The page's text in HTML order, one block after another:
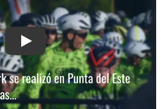
Play: Gran Fondo de New York se